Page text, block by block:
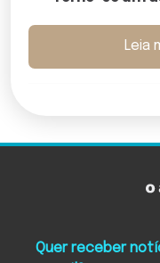
Leia
Quer receber